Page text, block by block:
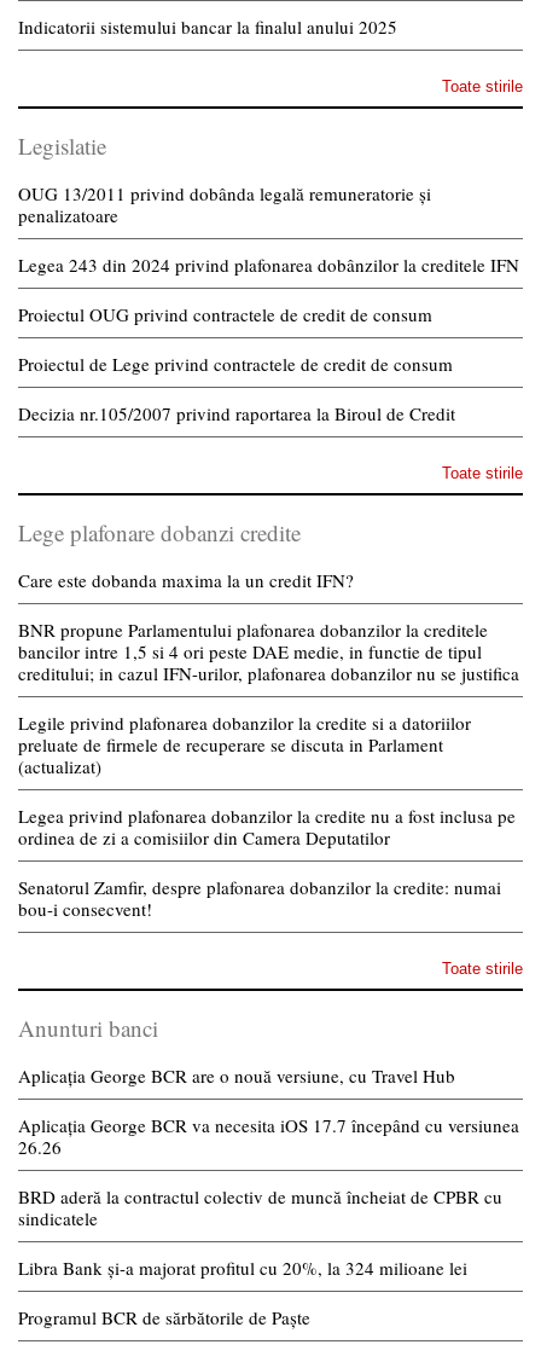
Indicatorii sistemului bancar la finalul anului 2025
Toate stirile
Legislatie
OUG 13/2011 privind dobânda legală remuneratorie și
penalizatoare
Legea 243 din 2024 privind plafonarea dobânzilor la creditele IFN
Proiectul OUG privind contractele de credit de consum
Proiectul de Lege privind contractele de credit de consum
Decizia nr.105/2007 privind raportarea la Biroul de Credit
Toate stirile
Lege plafonare dobanzi credite
Care este dobanda maxima la un credit IFN?
BNR propune Parlamentului plafonarea dobanzilor la creditele
bancilor intre 1,5 si 4 ori peste DAE medie, in functie de tipul
creditului; in cazul IFN-urilor, plafonarea dobanzilor nu se justifica
Legile privind plafonarea dobanzilor la credite si a datoriilor
preluate de firmele de recuperare se discuta in Parlament
(actualizat)
Legea privind plafonarea dobanzilor la credite nu a fost inclusa pe
ordinea de zi a comisiilor din Camera Deputatilor
Senatorul Zamfir, despre plafonarea dobanzilor la credite: numai
bou-i consecvent!
Toate stirile
Anunturi banci
Aplicația George BCR are o nouă versiune, cu Travel Hub
Aplicația George BCR va necesita iOS 17.7 începând cu versiunea
26.26
BRD aderă la contractul colectiv de muncă încheiat de CPBR cu
sindicatele
Libra Bank și-a majorat profitul cu 20%, la 324 milioane lei
Programul BCR de sărbătorile de Paște